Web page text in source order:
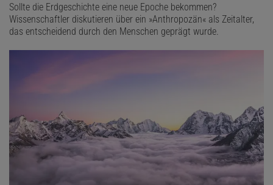
Sollte die Erdgeschichte eine neue Epoche bekommen?
Wissenschaftler diskutieren über ein »Anthropozän« als Zeitalter,
das entscheidend durch den Menschen geprägt wurde.